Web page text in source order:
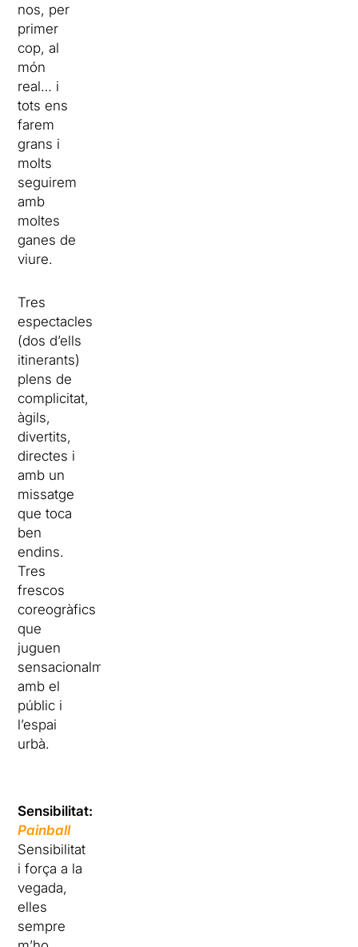
nos, per
primer
cop, al
món
real… i
tots ens
farem
grans i
molts
seguirem
amb
moltes
ganes de
viure.
Tres
espectacles
(dos d’ells
itinerants)
plens de
complicitat,
àgils,
divertits,
directes i
amb un
missatge
que toca
ben
endins.
Tres
frescos
coreogràfics
que
juguen
sensacionalment
amb el
públic i
l’espai
urbà.
Sensibilitat:
Painball
Sensibilitat
i força a la
vegada,
elles
sempre